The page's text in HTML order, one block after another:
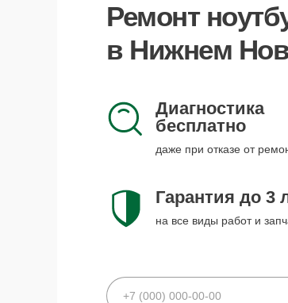
Ремонт
в Нижнем
Диагностика
бесплатно
даже при отказе от
Гарантия до 3
на все виды работ и